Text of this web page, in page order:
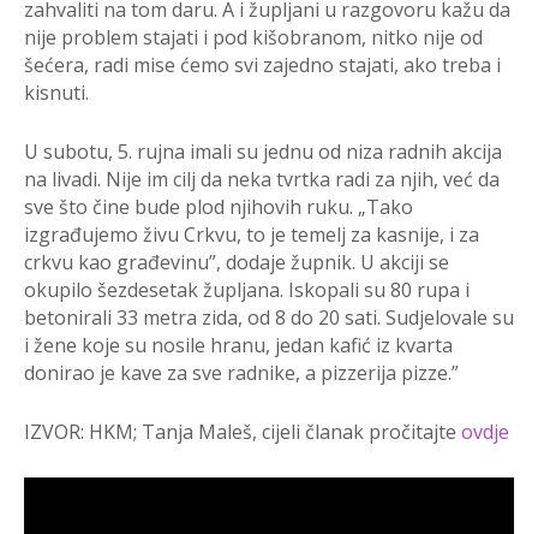
zahvaliti na tom daru. A i župljani u razgovoru kažu da
nije problem stajati i pod kišobranom, nitko nije od
šećera, radi mise ćemo svi zajedno stajati, ako treba i
kisnuti.
U subotu, 5. rujna imali su jednu od niza radnih akcija
na livadi. Nije im cilj da neka tvrtka radi za njih, već da
sve što čine bude plod njihovih ruku. „Tako
izgrađujemo živu Crkvu, to je temelj za kasnije, i za
crkvu kao građevinu”, dodaje župnik. U akciji se
okupilo šezdesetak župljana. Iskopali su 80 rupa i
betonirali 33 metra zida, od 8 do 20 sati. Sudjelovale su
i žene koje su nosile hranu, jedan kafić iz kvarta
donirao je kave za sve radnike, a pizzerija pizze.”
IZVOR: HKM; Tanja Maleš, cijeli članak pročitajte ovdje